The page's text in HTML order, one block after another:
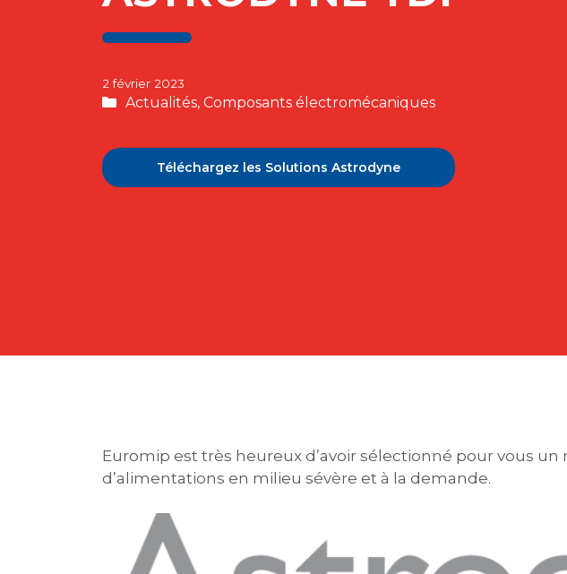
2 février 2023
Catégories
Actualités, Composants électromécaniques
Téléchargez les Solutions Astrodyne
Euromip est très heureux d’avoir sélectionné pour vous
d’alimentations en milieu sévère et à la demande.